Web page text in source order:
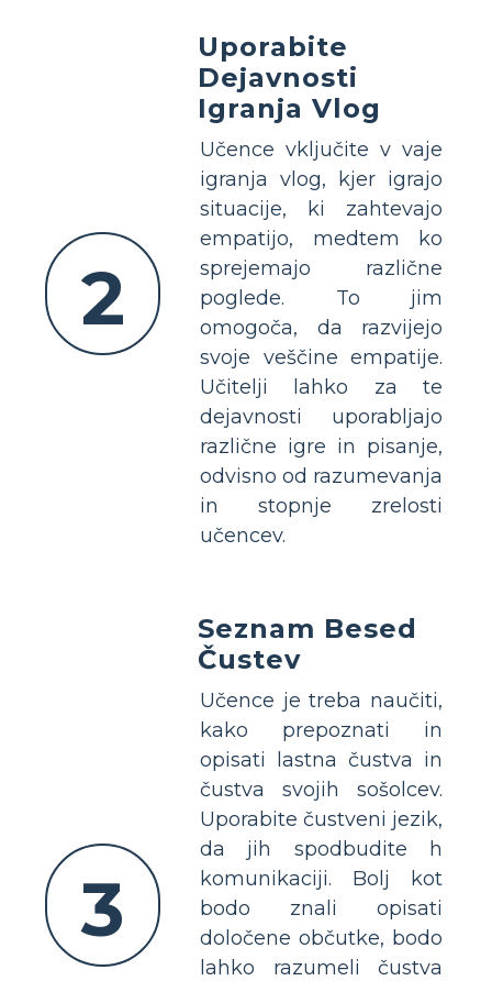
2
Uporabite
Dejavnosti
Igranja Vlog
Učence vključite v vaje
igranja vlog, kjer igrajo
situacije, ki zahtevajo
empatijo, medtem ko
sprejemajo različne
poglede. To jim
omogoča, da razvijejo
svoje veščine empatije.
Učitelji lahko za te
dejavnosti uporabljajo
različne igre in pisanje,
odvisno od razumevanja
in stopnje zrelosti
učencev.
3
Seznam Besed
Čustev
Učence je treba naučiti,
kako prepoznati in
opisati lastna čustva in
čustva svojih sošolcev.
Uporabite čustveni jezik,
da jih spodbudite h
komunikaciji. Bolj kot
bodo znali opisati
določene občutke, bodo
lahko razumeli čustva